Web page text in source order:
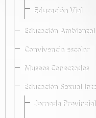
Educación Vial
Educación
Convivencia escolar
Museos Conectados
Educación Sexual
Jornada